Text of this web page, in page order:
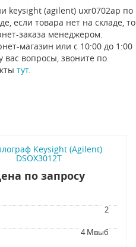
keysight (agilent) uxr0702ap по
если товара нет на складе, то
заказа менеджером.
магазин или с 10:00 до 1:00
вопросы, звоните по
тут.
Keysight (Agilent)
DSOX3012T
по запросу
2
4 Мвыб